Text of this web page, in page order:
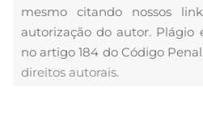
mesmo citando nossos
autorização do autor. Plágio
no artigo 184 do Código
direitos autorais.